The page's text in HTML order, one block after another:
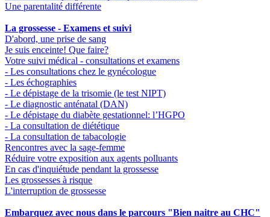
Une parentalité différente
La grossesse - Examens et suivi
D'abord, une prise de sang
Je suis enceinte! Que faire?
Votre suivi médical - consultations et examens
- Les consultations chez le gynécologue
- Les échographies
- Le dépistage de la trisomie (le test NIPT)
- Le diagnostic anténatal (DAN)
- Le dépistage du diabète gestationnel: l’HGPO
- La consultation de diététique
- La consultation de tabacologie
Rencontres avec la sage-femme
Réduire votre exposition aux agents polluants
En cas d'inquiétude pendant la grossesse
Les grossesses à risque
L'interruption de grossesse
Embarquez avec nous dans le parcours "Bien naitre au CHC"